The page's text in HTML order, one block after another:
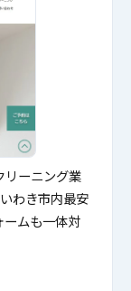
リーニング業
わき市内最安
ムも一体対